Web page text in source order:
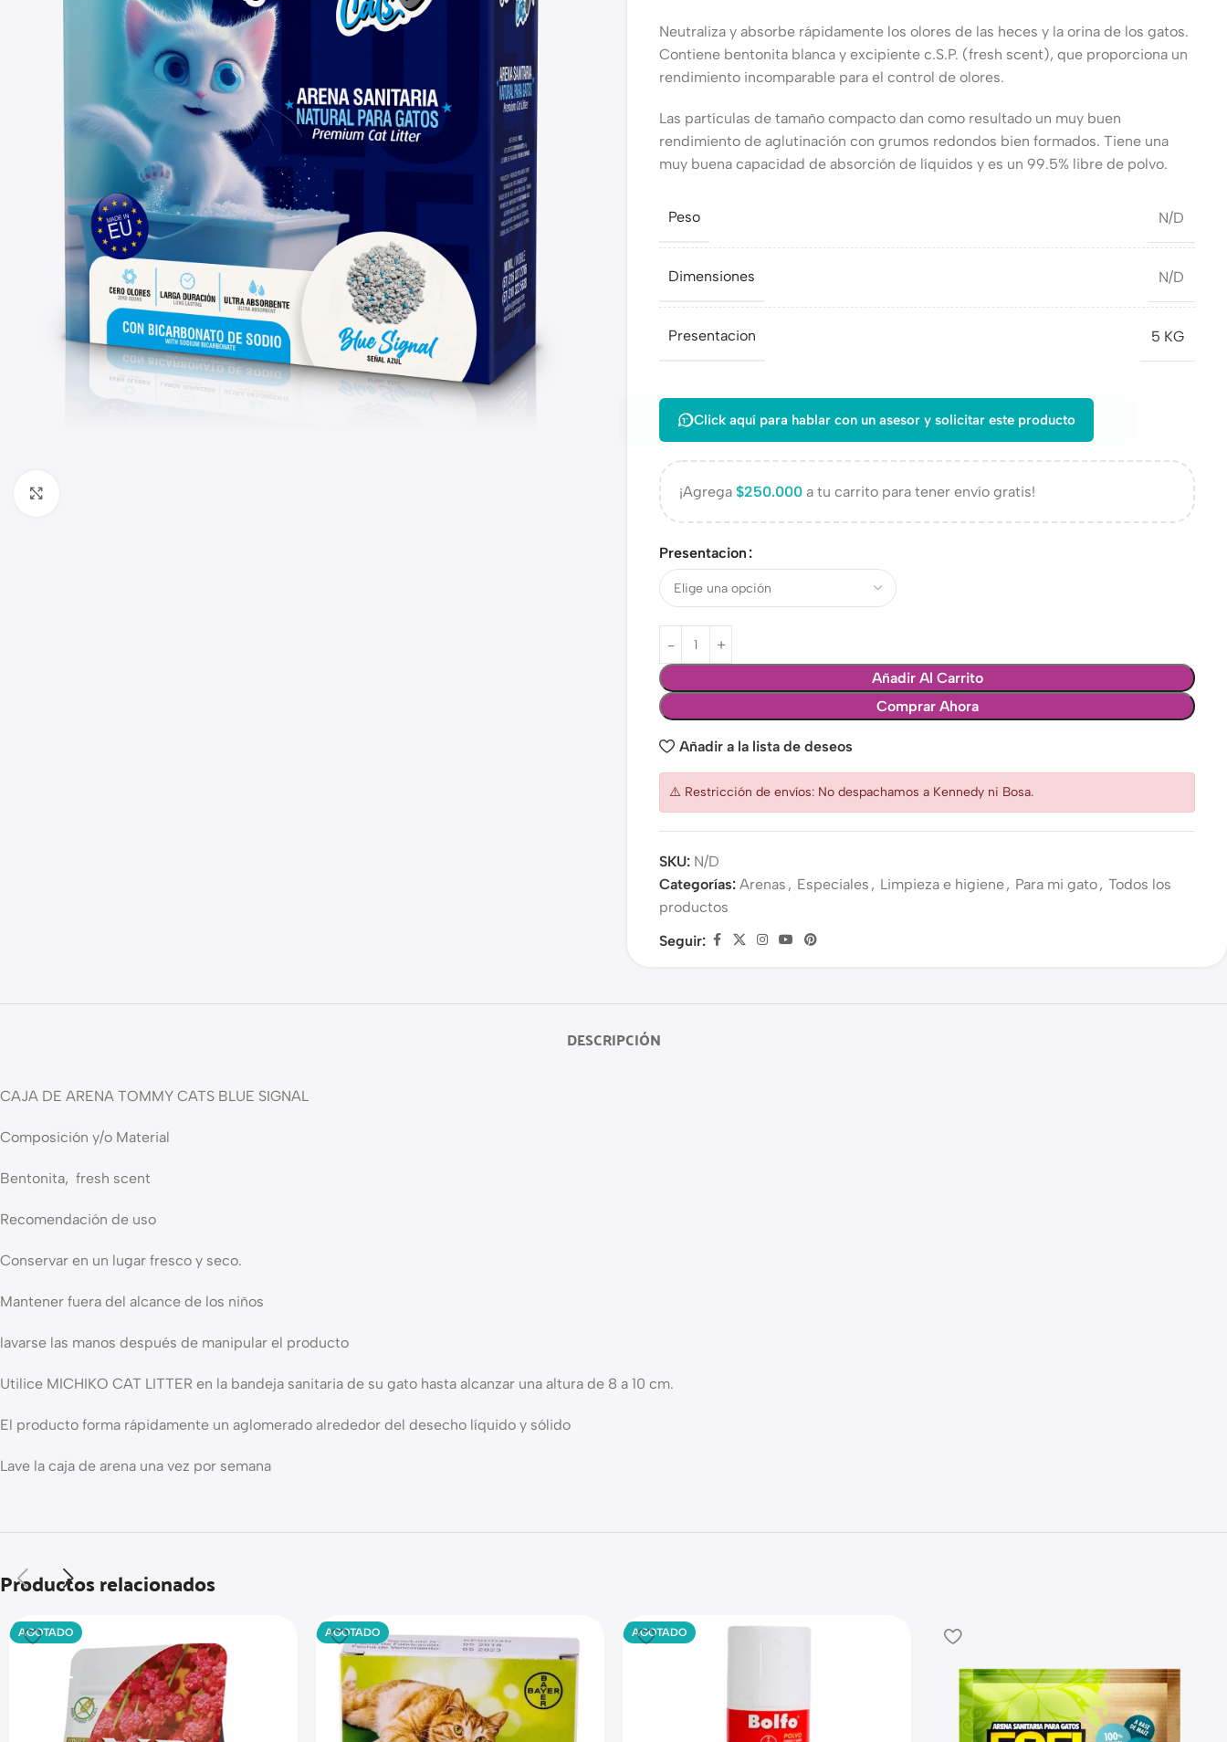
Neutraliza y absorbe rápidamente los olores de las heces y la orina de los gatos.
Contiene bentonita blanca y excipiente c.S.P. (fresh scent), que proporciona un
rendimiento incomparable para el control de olores.
Las partículas de tamaño compacto dan como resultado un muy buen
rendimiento de aglutinación con grumos redondos bien formados. Tiene una
muy buena capacidad de absorción de líquidos y es un 99.5% libre de polvo.
Peso N/D
Dimensiones N/D
Presentacion 5 KG
Click aquí para hablar con un asesor y solicitar este producto
¡Agrega $250.000 a tu carrito para tener envío gratis!
Presentacion
Añadir Al Carrito
Comprar Ahora
Añadir a la lista de deseos
⚠️ Restricción de envíos: No despachamos a Kennedy ni Bosa.
SKU: N/D
Categorías: Arenas , Especiales , Limpieza e higiene, Para mi gato, Todos los
productos
Seguir:
DESCRIPCIÓN
CAJA DE ARENA TOMMY CATS BLUE SIGNAL
Composición y/o Material
Bentonita, fresh scent
Recomendación de uso
Conservar en un lugar fresco y seco.
Mantener fuera del alcance de los niños
lavarse las manos después de manipular el producto
Utilice MICHIKO CAT LITTER en la bandeja sanitaria de su gato hasta alcanzar una altura de 8 a 10 cm.
El producto forma rápidamente un aglomerado alrededor del desecho líquido y sólido
Lave la caja de arena una vez por semana
Productos relacionados
AGOTADO AGOTADO AGOTADO